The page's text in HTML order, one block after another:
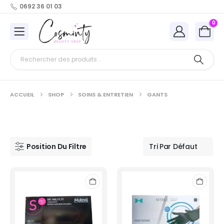
0692 36 01 03
0
ACCUEIL SHOP SOINS & ENTRETIEN GANTS
Position Du Filtre